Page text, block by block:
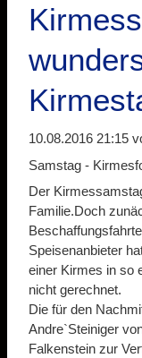
10.08.2016 21:15
Samstag -
Der
Familie.Doch
Speisenanbieter
einer Kirmes in so
nicht gerechnet.
Die für den
Andre`Steiniger
Falkenstein zur